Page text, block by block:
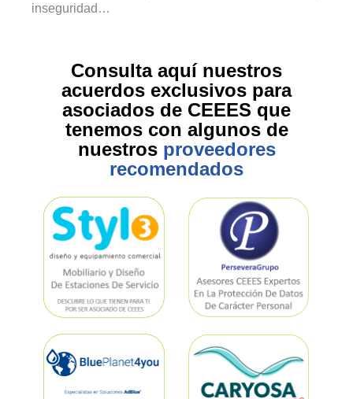
inseguridad…
Consulta aquí nuestros
acuerdos exclusivos para
asociados de CEEES que
tenemos con algunos de
nuestros proveedores
recomendados